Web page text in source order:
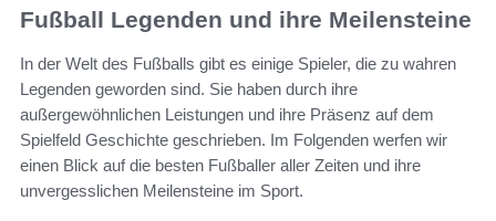
Fußball Legenden und ihre Meilensteine
In der Welt des Fußballs gibt es einige Spieler, die zu wahren
Legenden geworden sind. Sie haben durch ihre
außergewöhnlichen Leistungen und ihre Präsenz auf dem
Spielfeld Geschichte geschrieben. Im Folgenden werfen wir
einen Blick auf die besten Fußballer aller Zeiten und ihre
unvergesslichen Meilensteine im Sport.